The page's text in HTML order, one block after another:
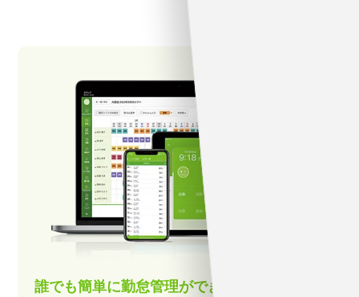
誰でも簡単に勤怠管理ができる